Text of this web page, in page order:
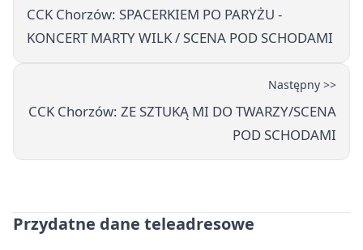
CCK Chorzów: SPACERKIEM PO PARYŻU -
KONCERT MARTY WILK / SCENA POD SCHODAMI
Następny >>
CCK Chorzów: ZE SZTUKĄ MI DO TWARZY/SCENA
POD SCHODAMI
Przydatne dane teleadresowe